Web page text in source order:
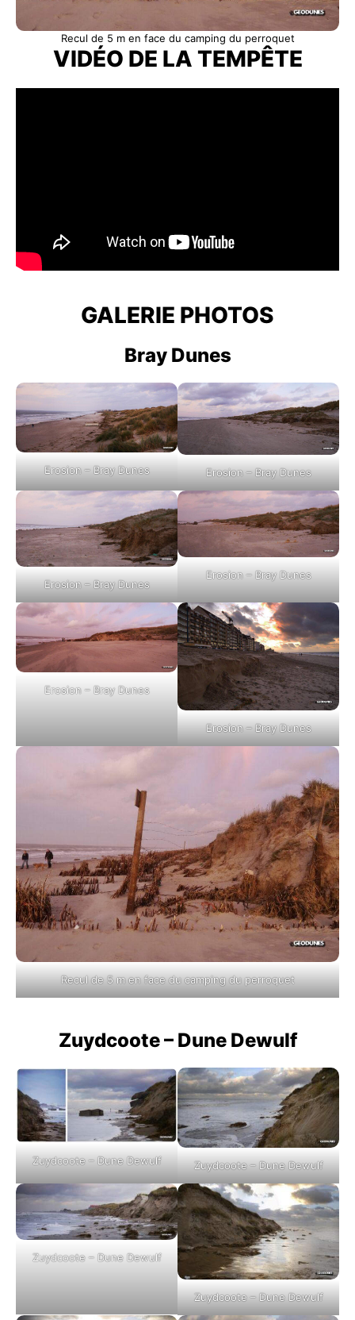
Recul de 5 m en face du camping du perroquet
VIDÉO DE LA TEMPÊTE
GALERIE PHOTOS
Bray Dunes
Erosion – Bray Dunes Erosion – Bray Dunes
Erosion – Bray Dunes
Erosion – Bray Dunes
Erosion – Bray Dunes
Erosion – Bray Dunes
Recul de 5 m en face du camping du perroquet
Zuydcoote – Dune Dewulf
Zuydcoote – Dune Dewulf Zuydcoote – Dune Dewulf
Zuydcoote – Dune Dewulf
Zuydcoote – Dune Dewulf